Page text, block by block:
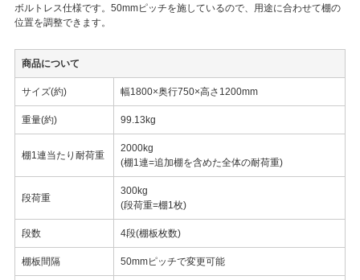
ボルトレス仕様です。50mmピッチを施しているので、用途に合わせて棚の
位置を調整できます。
商品について
サイズ(約) 幅1800×奥行750×高さ1200mm
重量(約) 99.13kg
棚1連当たり耐荷重
2000kg
(棚1連=追加棚を含めた全体の耐荷重)
段荷重
300kg
(段荷重=棚1枚)
段数 4段(棚板枚数)
棚板間隔 50mmピッチで変更可能